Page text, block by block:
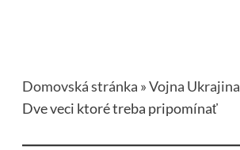
Domovská stránka »Vojna Ukrajina
Dve veci ktoré treba pripomínať